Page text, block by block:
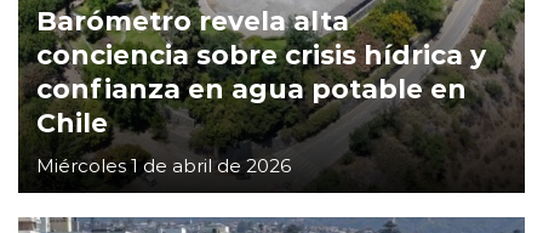
Barómetro revela alta
conciencia sobre crisis hídrica y
confianza en agua potable en
Chile
Miércoles 1 de abril de 2026